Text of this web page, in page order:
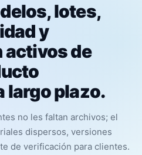
lotes,
y
activos de
largo plazo.
no les faltan archivos; el
dispersos, versiones
de verificación para clientes.